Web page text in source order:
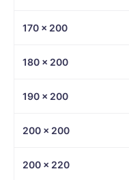
170 × 200
180 × 200
190 × 200
200 × 200
200 × 220